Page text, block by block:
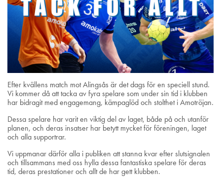
Efter kvällens match mot Alingsås är det dags för en speciell stund.
Vi kommer då att tacka av fyra spelare som under sin tid i klubben
har bidragit med engagemang, kämpaglöd och stolthet i Amotröjan.
Dessa spelare har varit en viktig del av laget, både på och utanför
planen, och deras insatser har betytt mycket för föreningen, laget
och alla supportrar.
Vi uppmanar därför alla i publiken att stanna kvar efter slutsignalen
och tillsammans med oss hylla dessa fantastiska spelare för deras
tid, deras prestationer och allt de har gett klubben.